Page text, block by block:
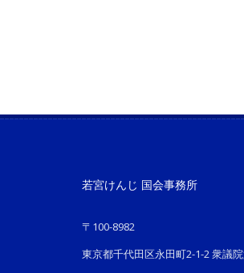
若宮けんじ 国会事務所
〒100-8982
東京都千代田区永田町2-1-2 衆議